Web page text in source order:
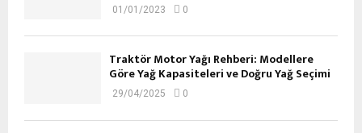
01/01/2023 0
Traktör Motor Yağı Rehberi: Modellere
Göre Yağ Kapasiteleri ve Doğru Yağ Seçimi
29/04/2025 0